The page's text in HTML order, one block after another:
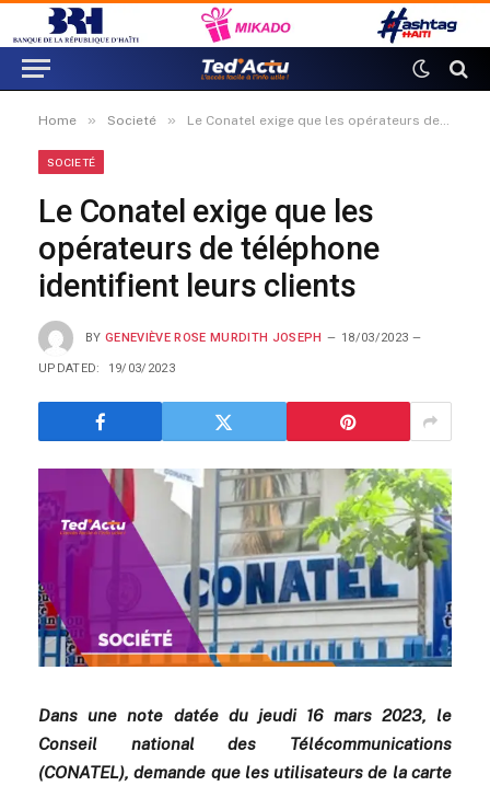
Home » Societé » Le Conatel exige que les opérateurs de téléphone identifient leurs clients
SOCIETÉ
Le Conatel exige que les
opérateurs de téléphone
identifient leurs clients
BY GENEVIÈVE ROSE MURDITH JOSEPH 18/03/2023
UPDATED: 19/03/2023
Dans une note datée du jeudi 16 mars 2023, le
Conseil national des Télécommunications
(CONATEL), demande que les utilisateurs de la carte